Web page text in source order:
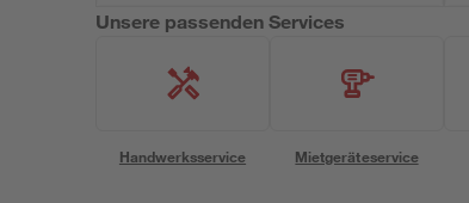
Unsere passenden Services
Handwerksservice Mietgeräteservice